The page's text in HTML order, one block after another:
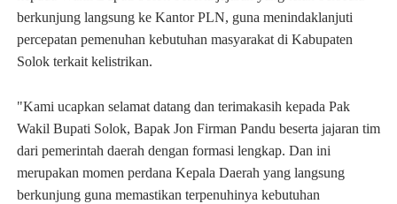
berkunjung langsung ke Kantor PLN, guna menindaklanjuti
percepatan pemenuhan kebutuhan masyarakat di Kabupaten
Solok terkait kelistrikan.
"Kami ucapkan selamat datang dan terimakasih kepada Pak
Wakil Bupati Solok, Bapak Jon Firman Pandu beserta jajaran tim
dari pemerintah daerah dengan formasi lengkap. Dan ini
merupakan momen perdana Kepala Daerah yang langsung
berkunjung guna memastikan terpenuhinya kebutuhan